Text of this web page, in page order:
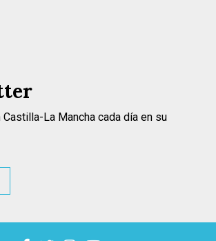
Castilla-La Mancha cada día en su